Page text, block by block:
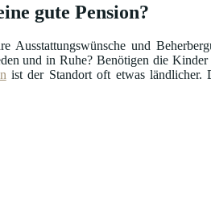
gute Pension?
und
und in Ruhe? Benötigen die
ist der Standort oft etwas ländlicher.